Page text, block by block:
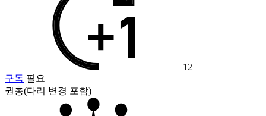
12
구독 필요
권총(다리 변경 포함)